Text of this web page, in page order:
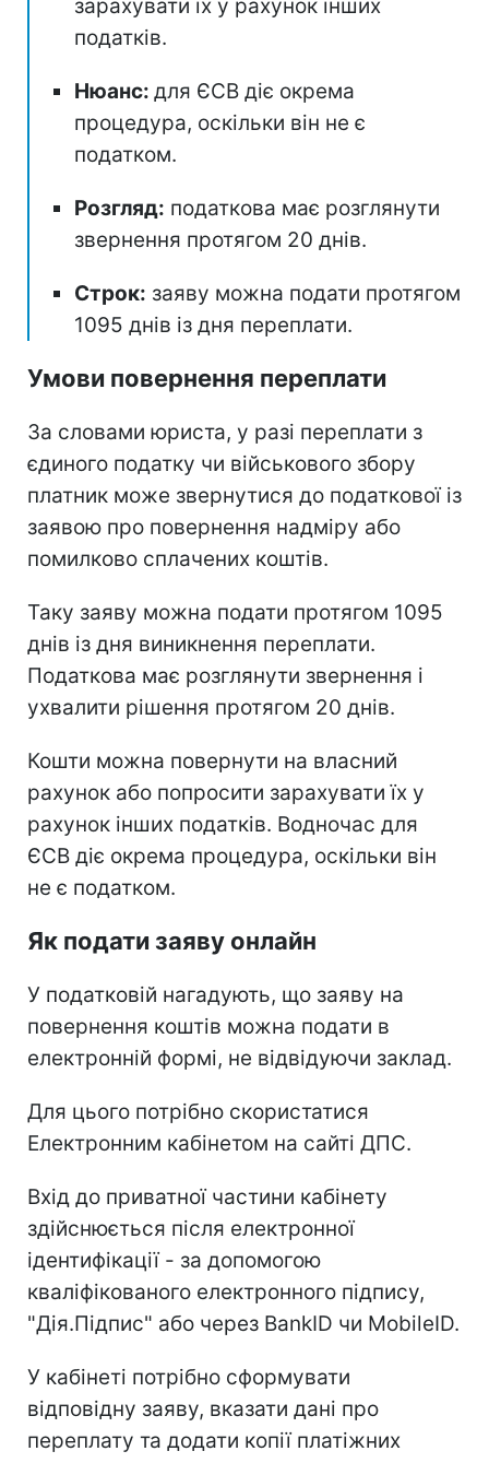
зарахувати їх у рахунок інших
податків.
Нюанс: для ЄСВ діє окрема
процедура, оскільки він не є
податком.
Розгляд: податкова має розглянути
звернення протягом 20 днів.
Строк: заяву можна подати протягом
1095 днів із дня переплати.
Умови повернення переплати
За словами юриста, у разі переплати з
єдиного податку чи військового збору
платник може звернутися до податкової із
заявою про повернення надміру або
помилково сплачених коштів.
Таку заяву можна подати протягом 1095
днів із дня виникнення переплати.
Податкова має розглянути звернення і
ухвалити рішення протягом 20 днів.
Кошти можна повернути на власний
рахунок або попросити зарахувати їх у
рахунок інших податків. Водночас для
ЄСВ діє окрема процедура, оскільки він
не є податком.
Як подати заяву онлайн
У податковій нагадують, що заяву на
повернення коштів можна подати в
електронній формі, не відвідуючи заклад.
Для цього потрібно скористатися
Електронним кабінетом на сайті ДПС.
Вхід до приватної частини кабінету
здійснюється після електронної
ідентифікації - за допомогою
кваліфікованого електронного підпису,
"Дія.Підпис" або через BankID чи MobileID.
У кабінеті потрібно сформувати
відповідну заяву, вказати дані про
переплату та додати копії платіжних